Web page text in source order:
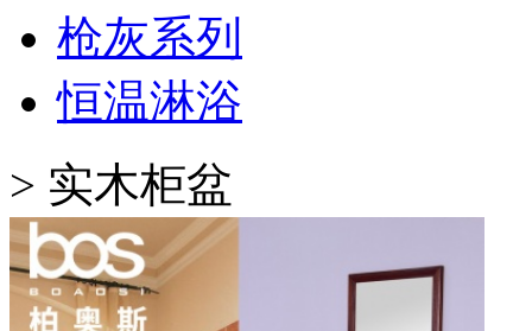
枪灰系列
恒温淋浴
> 实木柜盆